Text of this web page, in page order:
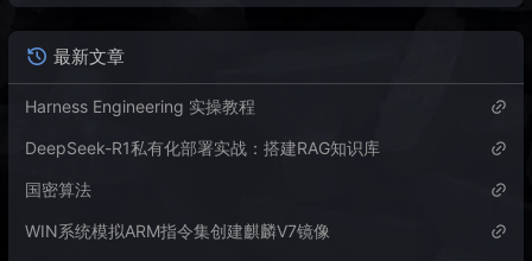
最新文章
Harness Engineering 实操教程
DeepSeek-R1私有化部署实战：搭建RAG知识库
国密算法
WIN系统模拟ARM指令集创建麒麟V7镜像